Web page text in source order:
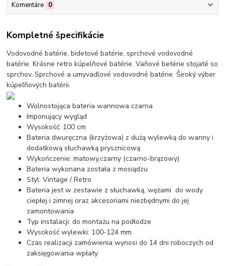
Komentáre 0
Kompletné špecifikácie
Vodovodné batérie, bidetové batérie, sprchové vodovodné
batérie. Krásne retro kúpelňové batérie. Vaňové betérie stojaté so
sprchov. Sprchové a umyvadlové vodovodné batérie. Široký výber
kúpeľňových batérii.
Wolnostojąca bateria wannowa czarna
Imponujący wygląd
Wysokość: 100 cm
Bateria dwuręczna (krzyżowa) z dużą wylewką do wanny i
dodatkową słuchawką prysznicową
Wykończenie: matowy,czarny (czarno-brązowy)
Bateria wykonana została z mosiądzu
Styl: Vintage / Retro
Bateria jest w zestawie z słuchawką, wężami do wody
ciepłej i zimnej oraz akcesoriami niezbędnymi do jej
zamontowania
Typ instalacji: do montażu na podłodze
Wysokość wylewki: 100-124 mm
Czas realizacji zamówienia wynosi do 14 dni roboczych od
zaksięgowania wpłaty